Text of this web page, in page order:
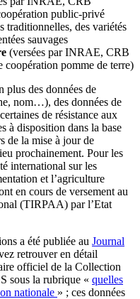
public-privé
traditionnelles, des variétés
sauvages
(versées par INRAE, CRB
pomme de terre)
plus des données de
nom…), des données de
de résistance aux
à disposition dans la base
de la mise à jour de
prochainement. Pour les
international sur les
et l’agriculture
en cours de versement au
(TIRPAA) par l’Etat
a été publiée au Journal
retrouver en détail
officiel de la Collection
sous la rubrique « quelles
nationale » ; ces données